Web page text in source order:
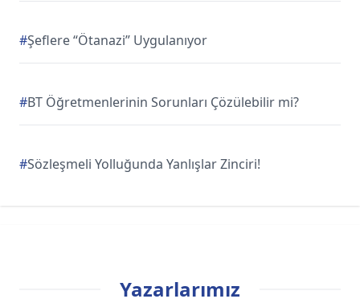
#Şeflere “Ötanazi” Uygulanıyor
#BT Öğretmenlerinin Sorunları Çözülebilir mi?
#Sözleşmeli Yolluğunda Yanlışlar Zinciri!
Yazarlarımız